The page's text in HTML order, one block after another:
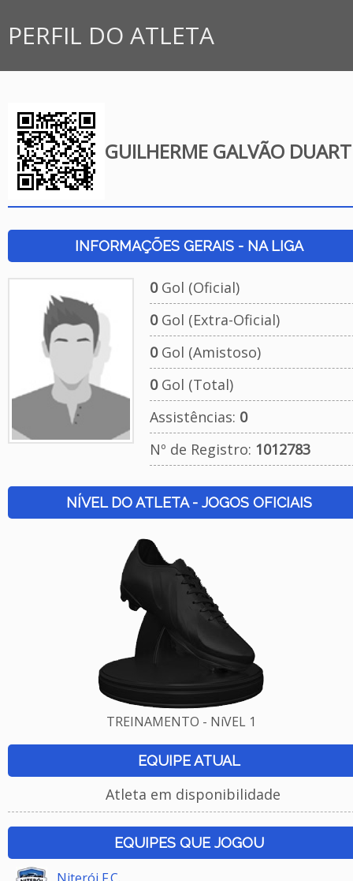
PERFIL DO ATLETA
GUILHERME GALVÃO
INFORMAÇÕES GERAIS - NA LIGA
0Gol (Oficial)
0Gol (Extra-Oficial)
0Gol (Amistoso)
0Gol (Total)
Assistências: 0
Nº de Registro: 1012783
NÍVEL DO ATLETA - JOGOS OFICIAIS
TREINAMENTO - NíVEL 1
EQUIPE ATUAL
Atleta em disponibilidade
EQUIPES QUE JOGOU